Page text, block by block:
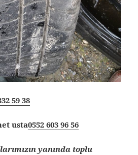
59 38
usta0552 603 96 56
yanında toplu